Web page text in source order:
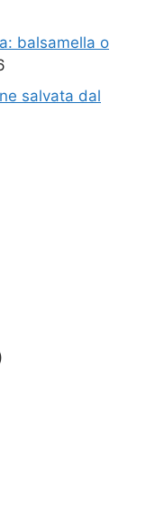
balsamella o
salvata dal